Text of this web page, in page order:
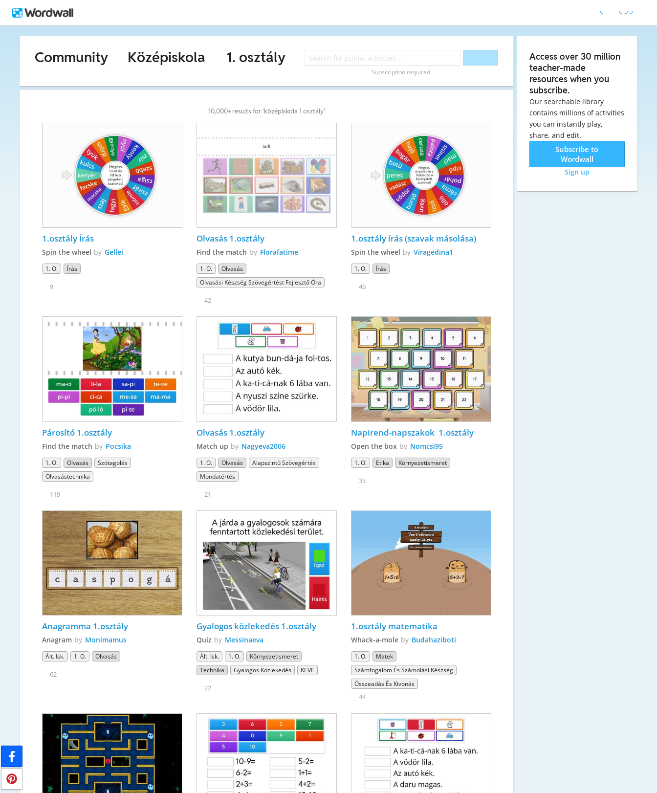
Community Középiskola 1. osztály
Subscription required
10,000+ results for 'középiskola 1 osztály'
1.osztály Írás
Spin the wheel by Gellei
1. O. Írás
9
Olvasás 1.osztály
Find the match by Florafatime
1. O.
Olvasás
Olvasási Készség Szövegértést Fejlesztő Óra
42
1.osztály írás (szavak másolása)
Spin the wheel by Viragedina1
1. O. Írás
46
Párosító 1.osztály
Find the match by Pocsika
1. O. Olvasás
Szótagolás
Olvasástechnika
119
Olvasás 1.osztály
Match up by Nagyeva2006
1. O. Olvasás
Alapszintű Szövegértés
Mondatértés
21
Napirend-napszakok  1.osztály
Open the box by Nomcsi95
1. O. Etika Környezetismeret
33
Anagramma 1.osztály
Anagram by Monimamus
Ált. Isk. 1. O. Olvasás
62
Gyalogos közlekedés 1.osztály
Quiz by Messinaeva
Ált. Isk. 1. O.
Környezetismeret
Technika
Gyalogos Közlekedés KEVE
22
1.osztály matematika
Whack-a-mole by Budahaziboti
1. O.
Matek
Számfogalom És Számolási Készség
Összeadás És Kivonás
44
Access over 30 million
teacher-made
resources when you
subscribe.
Our searchable library
contains millions of activities
you can instantly play,
share, and edit.
Subscribe to
Wordwall
Sign up